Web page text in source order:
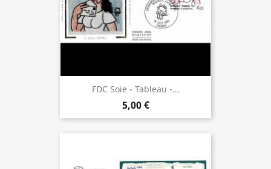
FDC Soie - Tableau -...
5,00 €